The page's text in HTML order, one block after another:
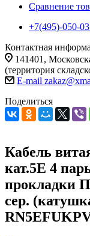
Сравнение
+7(495)-050-
Контактная
141401,
(территория
E-mail
Поделиться
Кабель
кат.5E 4
прокладки
сер.